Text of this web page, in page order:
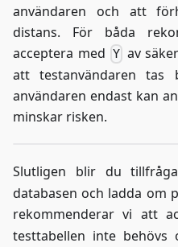
användaren och att
distans. För båda
acceptera med Yav
att testanvändaren
användaren endast kan
minskar risken.
Slutligen blir du
databasen och ladda om
rekommenderar vi att
testtabellen inte